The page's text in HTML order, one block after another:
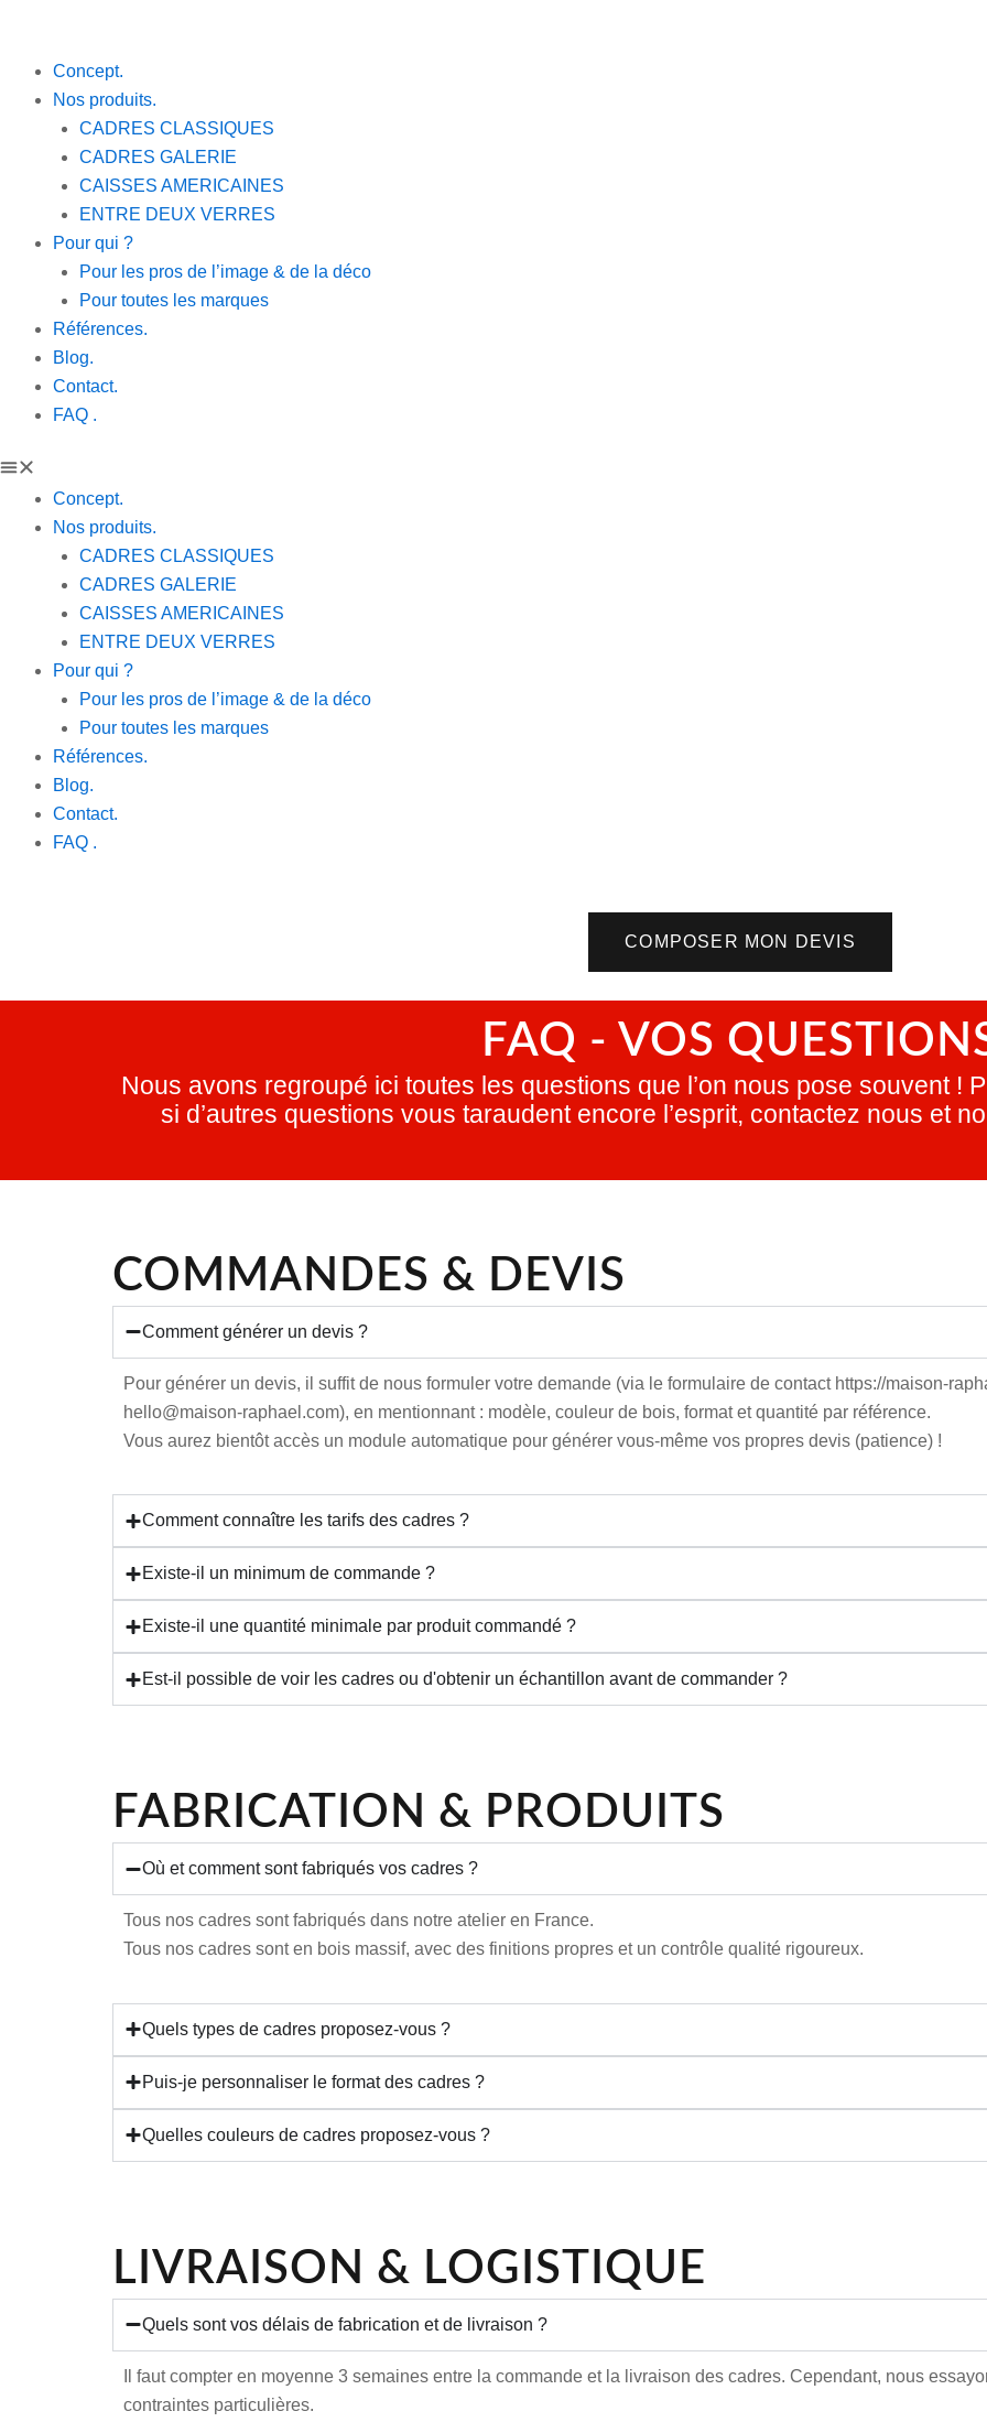
contenuConcept.
Nos produits.
CADRES CLASSIQUES
CADRES GALERIE
CAISSES AMERICAINES
ENTRE DEUX VERRES
Pour qui ?
Pour les pros de l’image & de la déco
Pour toutes les marques
Références.
Blog.
Contact.
FAQ .
Concept.
Nos produits.
CADRES CLASSIQUES
CADRES GALERIE
CAISSES AMERICAINES
ENTRE DEUX VERRES
Pour qui ?
Pour les pros de l’image & de la déco
Pour toutes les marques
Références.
Blog.
Contact.
FAQ .
COMPOSER MON DEVIS
FAQ - VOS
Nous avons regroupé ici toutes les questions que l’on nous pose souvent !
si d’autres questions vous taraudent encore l’esprit, contactez nous et
COMMANDES & DEVIS
Comment générer un devis ?
Pour générer un devis, il suffit de nous formuler votre demande (via le formulaire de contact https://maison-
hello@maison-raphael.com), en mentionnant : modèle, couleur de bois, format et quantité par référence.
Vous aurez bientôt accès un module automatique pour générer vous-même vos propres devis (patience) !
Comment connaître les tarifs des cadres ?
Existe-il un minimum de commande ?
Existe-il une quantité minimale par produit commandé ?
Est-il possible de voir les cadres ou d'obtenir un échantillon avant de commander ?
FABRICATION & PRODUITS
Où et comment sont fabriqués vos cadres ?
Tous nos cadres sont fabriqués dans notre atelier en France.
Tous nos cadres sont en bois massif, avec des finitions propres et un contrôle qualité rigoureux.
Quels types de cadres proposez-vous ?
Puis-je personnaliser le format des cadres ?
Quelles couleurs de cadres proposez-vous ?
LIVRAISON & LOGISTIQUE
Quels sont vos délais de fabrication et de livraison ?
Il faut compter en moyenne 3 semaines entre la commande et la livraison des cadres. Cependant, nous
contraintes particulières.